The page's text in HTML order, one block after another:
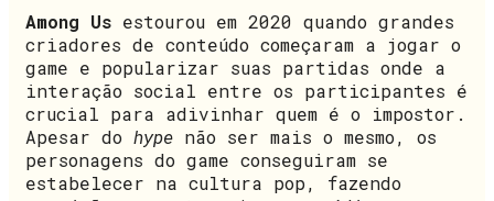
Among Us estourou em 2020 quando grandes
criadores de conteúdo começaram a jogar o
game e popularizar suas partidas onde a
interação social entre os participantes é
crucial para adivinhar quem é o impostor.
Apesar do hype não ser mais o mesmo, os
personagens do game conseguiram se
estabelecer na cultura pop, fazendo